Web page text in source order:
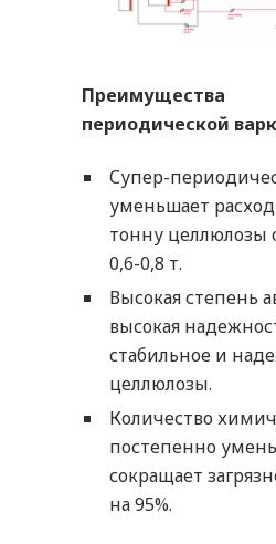
периодической
Супер-
уменьшает
тонну целлюлозы
0,6-0,8 т.
Высокая степень
высокая
стабильное и
целлюлозы.
Количество
постепенно
сокращает
на 95%.